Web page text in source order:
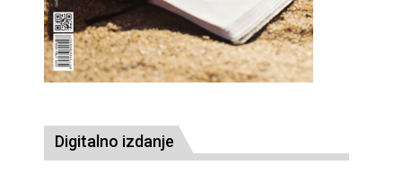
Digitalno izdanje